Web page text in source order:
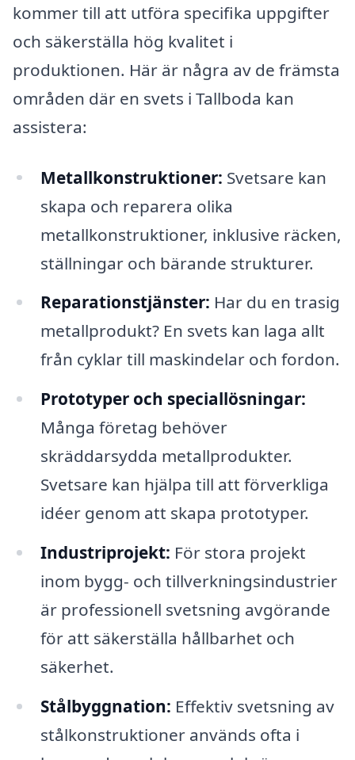
kommer till att utföra specifika uppgifter
och säkerställa hög kvalitet i
produktionen. Här är några av de främsta
områden där en svets i Tallboda kan
assistera:
Metallkonstruktioner: Svetsare kan
skapa och reparera olika
metallkonstruktioner, inklusive räcken,
ställningar och bärande strukturer.
Reparationstjänster: Har du en trasig
metallprodukt? En svets kan laga allt
från cyklar till maskindelar och fordon.
Prototyper och speciallösningar:
Många företag behöver
skräddarsydda metallprodukter.
Svetsare kan hjälpa till att förverkliga
idéer genom att skapa prototyper.
Industriprojekt: För stora projekt
inom bygg- och tillverkningsindustrier
är professionell svetsning avgörande
för att säkerställa hållbarhet och
säkerhet.
Stålbyggnation: Effektiv svetsning av
stålkonstruktioner används ofta i